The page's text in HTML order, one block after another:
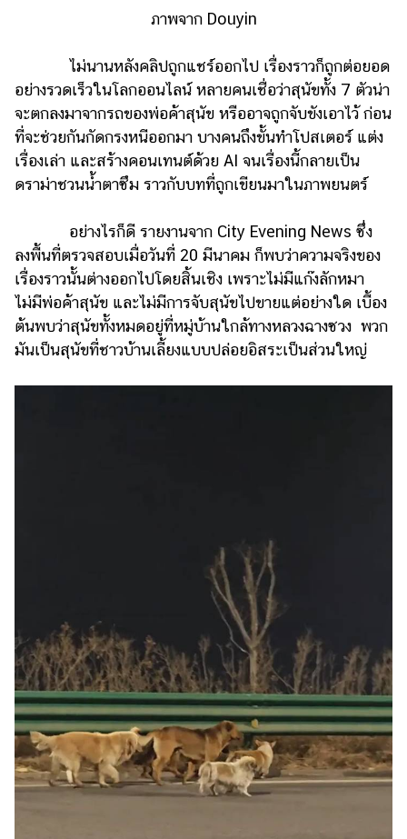
ภาพจาก Douyin
ไม่นานหลังคลิปถูกแชร์ออกไป เรื่องราวก็ถูกต่อยอด
อย่างรวดเร็วในโลกออนไลน์ หลายคนเชื่อว่าสุนัขทั้ง 7 ตัวน่า
จะตกลงมาจากรถของพ่อค้าสุนัข หรืออาจถูกจับขังเอาไว้ ก่อน
ที่จะช่วยกันกัดกรงหนีออกมา บางคนถึงขั้นทำโปสเตอร์ แต่ง
เรื่องเล่า และสร้างคอนเทนต์ด้วย AI จนเรื่องนี้กลายเป็น
ดราม่าชวนน้ำตาซึม ราวกับบทที่ถูกเขียนมาในภาพยนตร์
อย่างไรก็ดี รายงานจาก City Evening News ซึ่ง
ลงพื้นที่ตรวจสอบเมื่อวันที่ 20 มีนาคม ก็พบว่าความจริงของ
เรื่องราวนั้นต่างออกไปโดยสิ้นเชิง เพราะไม่มีแก๊งลักหมา
ไม่มีพ่อค้าสุนัข และไม่มีการจับสุนัขไปขายแต่อย่างใด เบื้อง
ต้นพบว่าสุนัขทั้งหมดอยู่ที่หมู่บ้านใกล้ทางหลวงฉางซวง พวก
มันเป็นสุนัขที่ชาวบ้านเลี้ยงแบบปล่อยอิสระเป็นส่วนใหญ่